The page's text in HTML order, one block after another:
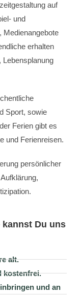
auf
und
Medienangebote
erhalten
Lebensplanung
Sport, sowie
Ferien gibt es
und Ferienreisen.
persönlicher
Du uns
alt.
kostenfrei.
und an